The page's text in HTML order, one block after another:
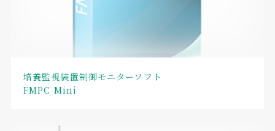
培養監視装置制御モニターソフト
FMPC Mini